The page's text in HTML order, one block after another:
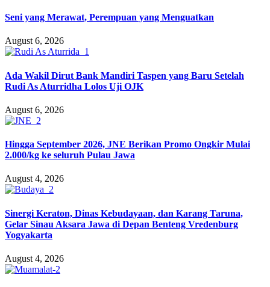
Seni yang Merawat, Perempuan yang Menguatkan
August 6, 2026
Ada Wakil Dirut Bank Mandiri Taspen yang Baru Setelah
Rudi As Aturridha Lolos Uji OJK
August 6, 2026
Hingga September 2026, JNE Berikan Promo Ongkir Mulai
2.000/kg ke seluruh Pulau Jawa
August 4, 2026
Sinergi Keraton, Dinas Kebudayaan, dan Karang Taruna,
Gelar Sinau Aksara Jawa di Depan Benteng Vredenburg
Yogyakarta
August 4, 2026